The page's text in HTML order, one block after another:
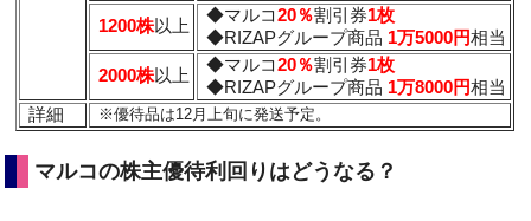
1200株以上
◆マルコ20％割引券1枚
◆RIZAPグループ商品 1万5000円相当
2000株以上
◆マルコ20％割引券1枚
◆RIZAPグループ商品 1万8000円相当
詳細
※優待品は12月上旬に発送予定。
マルコの株主優待利回りはどうなる？